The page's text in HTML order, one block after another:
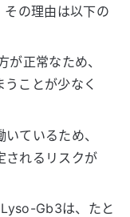
その理由は以下の
正常なため、
ことが少なく
ているため、
されるリスクが
Gb3は、たと